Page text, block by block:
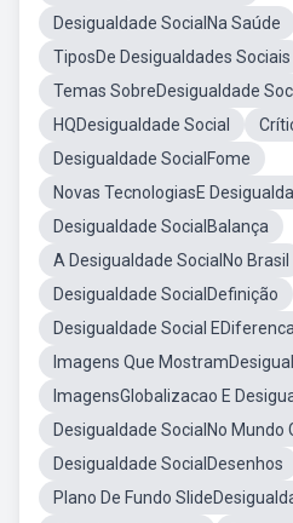
Desigualdade SocialNa Saúde
TiposDe Desigualdades Sociais
Temas SobreDesigualdade
HQDesigualdade Social
Desigualdade SocialFome
Novas TecnologiasE
Desigualdade SocialBalança
A Desigualdade SocialNo Brasil
Desigualdade SocialDefinição
Desigualdade Social
Imagens Que
ImagensGlobalizacao E
Desigualdade SocialNo Mundo
Desigualdade SocialDesenhos
Plano De Fundo